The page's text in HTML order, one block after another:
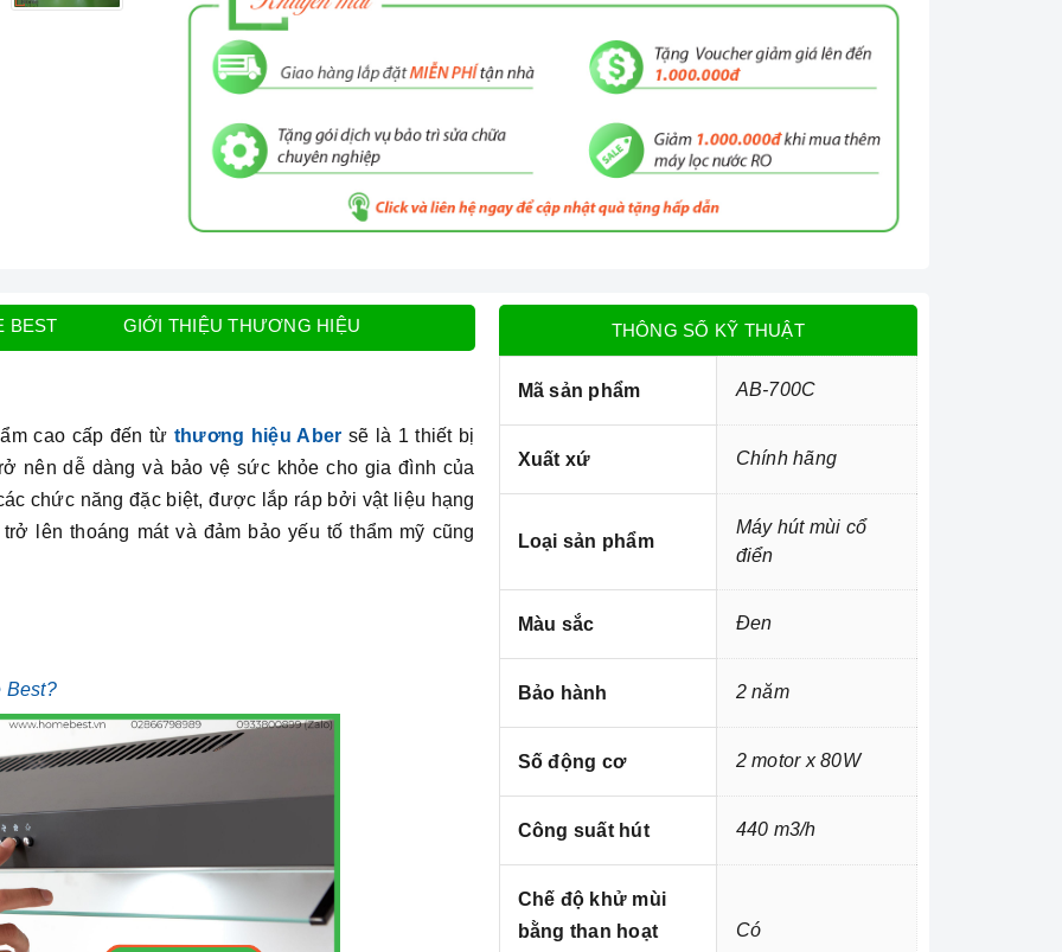
BEST GIỚI THIỆU THƯƠNG HIỆU
cao cấp đến từ thương hiệu Aber sẽ là 1 thiết bị
nên dễ dàng và bảo vệ sức khỏe cho gia đình của
chức năng đặc biệt, được lắp ráp bởi vật liệu hạng
lên thoáng mát và đảm bảo yếu tố thẩm mỹ cũng
Best?
THÔNG SỐ KỸ THUẬT
Mã sản phẩm AB-700C
Xuất xứ Chính hãng
Loại sản phẩm
Máy hút mùi cổ
điển
Màu sắc Đen
Bảo hành 2 năm
Số động cơ 2 motor x 80W
Công suất hút 440 m3/h
Chế độ khử mùi
bằng than hoạt
Có